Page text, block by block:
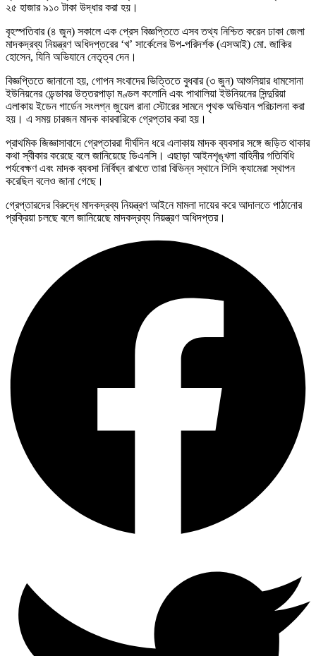
২৫ হাজার ৯১০ টাকা উদ্ধার করা হয়।
বৃহস্পতিবার (৪ জুন) সকালে এক প্রেস বিজ্ঞপ্তিতে এসব তথ্য নিশ্চিত করেন ঢাকা জেলা
মাদকদ্রব্য নিয়ন্ত্রণ অধিদপ্তরের ‘খ’ সার্কেলের উপ-পরিদর্শক (এসআই) মো. জাকির
হোসেন, যিনি অভিযানে নেতৃত্ব দেন।
বিজ্ঞপ্তিতে জানানো হয়, গোপন সংবাদের ভিত্তিতে বুধবার (৩ জুন) আশুলিয়ার ধামসোনা
ইউনিয়নের ডেন্ডাবর উত্তরপাড়া মণ্ডল কলোনি এবং পাথালিয়া ইউনিয়নের সিন্দুরিয়া
এলাকায় ইডেন গার্ডেন সংলগ্ন জুয়েল রানা স্টোরের সামনে পৃথক অভিযান পরিচালনা করা
হয়। এ সময় চারজন মাদক কারবারিকে গ্রেপ্তার করা হয়।
প্রাথমিক জিজ্ঞাসাবাদে গ্রেপ্তাররা দীর্ঘদিন ধরে এলাকায় মাদক ব্যবসার সঙ্গে জড়িত থাকার
কথা স্বীকার করেছে বলে জানিয়েছে ডিএনসি। এছাড়া আইনশৃঙ্খলা বাহিনীর গতিবিধি
পর্যবেক্ষণ এবং মাদক ব্যবসা নির্বিঘ্ন রাখতে তারা বিভিন্ন স্থানে সিসি ক্যামেরা স্থাপন
করেছিল বলেও জানা গেছে।
গ্রেপ্তারদের বিরুদ্ধে মাদকদ্রব্য নিয়ন্ত্রণ আইনে মামলা দায়ের করে আদালতে পাঠানোর
প্রক্রিয়া চলছে বলে জানিয়েছে মাদকদ্রব্য নিয়ন্ত্রণ অধিদপ্তর।